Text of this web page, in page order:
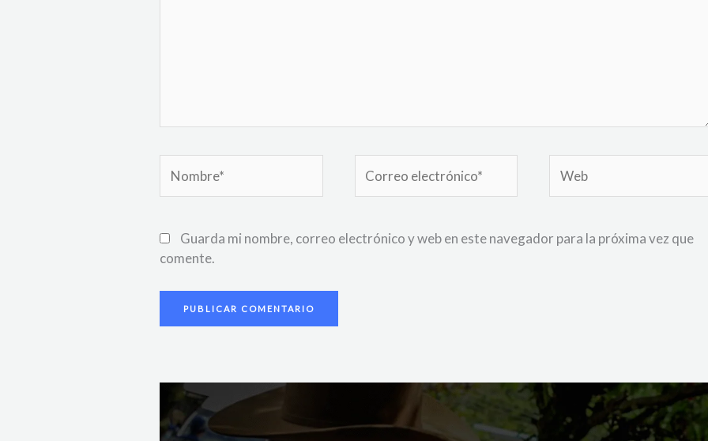
electrónico*
Guarda mi nombre, correo electrónico y web en este navegador para la próxima vez que
comente.